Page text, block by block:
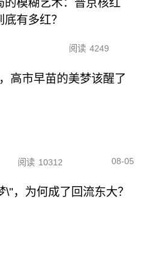
的模糊艺术：普京核红
底有多红？
阅读 4249
高市早苗的美梦该醒了
阅读 10312 08-05
，为何成了回流东大？